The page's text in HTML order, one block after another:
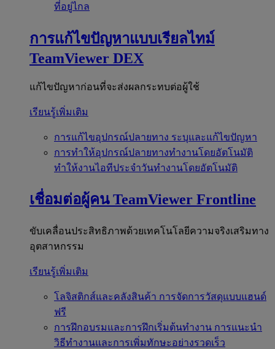
ที่อยู่ไกล
การแก้ไขปัญหาแบบเรียลไทม์
TeamViewer DEX
แก้ไขปัญหาก่อนที่จะส่งผลกระทบต่อผู้ใช้
เรียนรู้เพิ่มเติม
การแก้ไขอุปกรณ์ปลายทาง ระบุและแก้ไขปัญหา
การทำให้อุปกรณ์ปลายทางทำงานโดยอัตโนมัติ
ทำให้งานไอทีประจำวันทำงานโดยอัตโนมัติ
เชื่อมต่อผู้คน TeamViewer Frontline
ขับเคลื่อนประสิทธิภาพด้วยเทคโนโลยีความจริงเสริมทาง
อุตสาหกรรม
เรียนรู้เพิ่มเติม
โลจิสติกส์และคลังสินค้า การจัดการวัสดุแบบแฮนด์
ฟรี
การฝึกอบรมและการฝึกเริ่มต้นทำงาน การแนะนำ
วิธีทำงานและการเพิ่มทักษะอย่างรวดเร็ว